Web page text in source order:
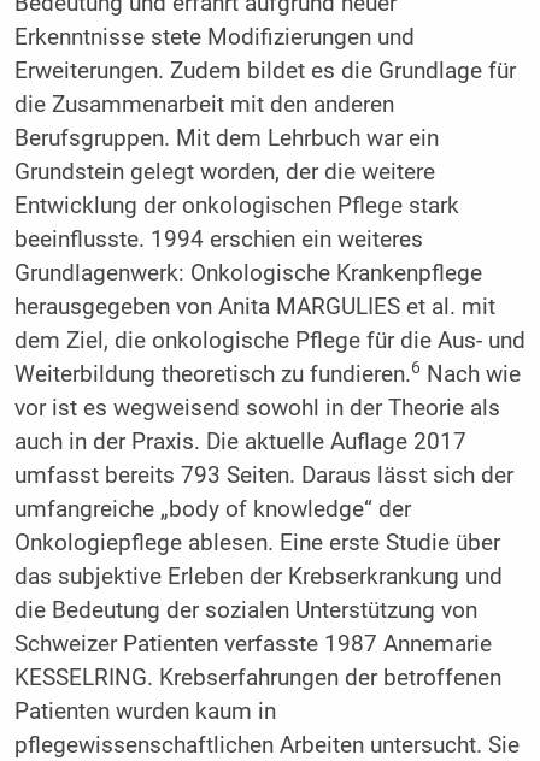
Erkenntnisse stete Modifizierungen und
Erweiterungen. Zudem bildet es die Grundlage für
die Zusammenarbeit mit den anderen
Berufsgruppen. Mit dem Lehrbuch war ein
Grundstein gelegt worden, der die weitere
Entwicklung der onkologischen Pflege stark
beeinflusste. 1994 erschien ein weiteres
Grundlagenwerk: Onkologische Krankenpflege
herausgegeben von Anita MARGULIES et al. mit
dem Ziel, die onkologische Pflege für die Aus- und
Weiterbildung theoretisch zu fundieren.6Nach wie
vor ist es wegweisend sowohl in der Theorie als
auch in der Praxis. Die aktuelle Auflage 2017
umfasst bereits 793 Seiten. Daraus lässt sich der
umfangreiche „body of knowledge“ der
Onkologiepflege ablesen. Eine erste Studie über
das subjektive Erleben der Krebserkrankung und
die Bedeutung der sozialen Unterstützung von
Schweizer Patienten verfasste 1987 Annemarie
KESSELRING. Krebserfahrungen der betroffenen
Patienten wurden kaum in
pflegewissenschaftlichen Arbeiten untersucht. Sie